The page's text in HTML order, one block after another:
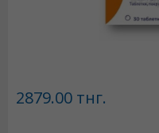
2879.00 тнг.